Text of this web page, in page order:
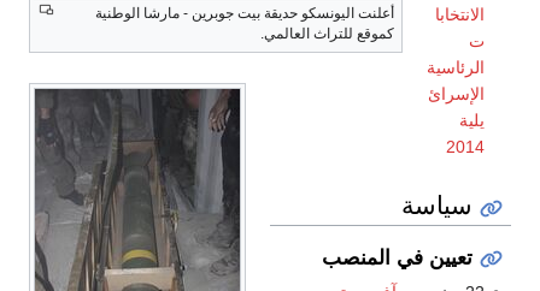
أعلنت اليونسكو حديقة بيت جوبرين - مارشا الوطنية
كموقع للتراث العالمي.
الانتخابا
ت
الرئاسية
الإسرائ
يلية
2014
سياسة
تعيين في المنصب